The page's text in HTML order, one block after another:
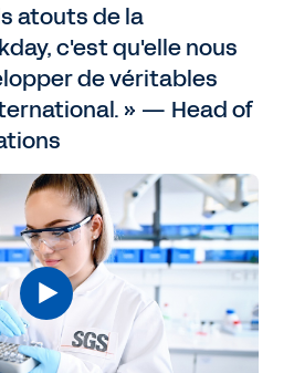
atouts de la
c'est qu'elle nous
de véritables
» — Head of